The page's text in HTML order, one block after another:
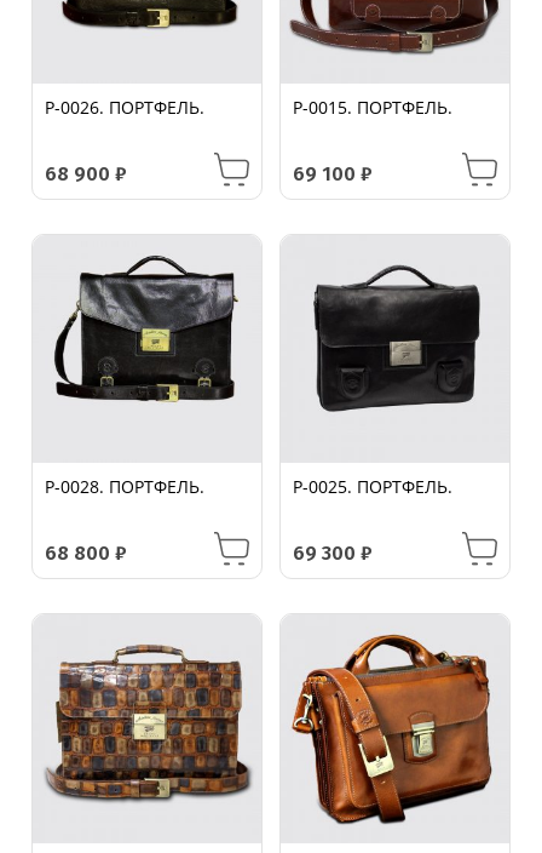
P-0026. ПОРТФЕЛЬ.
68 900₽
P-0015. ПОРТФЕЛЬ.
69 100 ₽
P-0028. ПОРТФЕЛЬ.
68 800₽
P-0025. ПОРТФЕЛЬ.
69 300 ₽